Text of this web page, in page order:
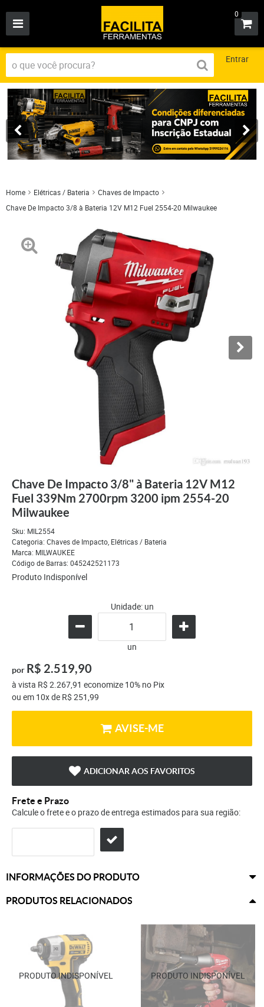
0
Entrar
Home Elétricas / Bateria
Chaves de Impacto
Chave De Impacto 3/8 à Bateria 12V M12 Fuel 2554-20 Milwaukee
Chave De Impacto 3/8" à Bateria 12V M12
Fuel 339Nm 2700rpm 3200 ipm 2554-20
Milwaukee
Sku: MIL2554
Categoria: Chaves de Impacto, Elétricas / Bateria
Marca: MILWAUKEE
Código de Barras: 045242521173
Produto Indisponível
Unidade: un
un
por R$ 2.519,90
à vista R$ 2.267,91 economize 10% no Pix
ou em 10xde R$ 251,99
AVISE-ME
ADICIONAR AOS FAVORITOS
Frete e Prazo
Calcule o frete e o prazo de entrega estimados para sua região:
INFORMAÇÕES DO PRODUTO
PRODUTOS RELACIONADOS